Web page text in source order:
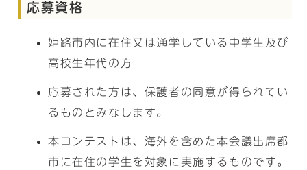
応募資格
姫路市内に在住又は通学している中学生及び
高校生年代の方
応募された方は、保護者の同意が得られてい
るものとみなします。
本コンテストは、海外を含めた本会議出席都
市に在住の学生を対象に実施するものです。